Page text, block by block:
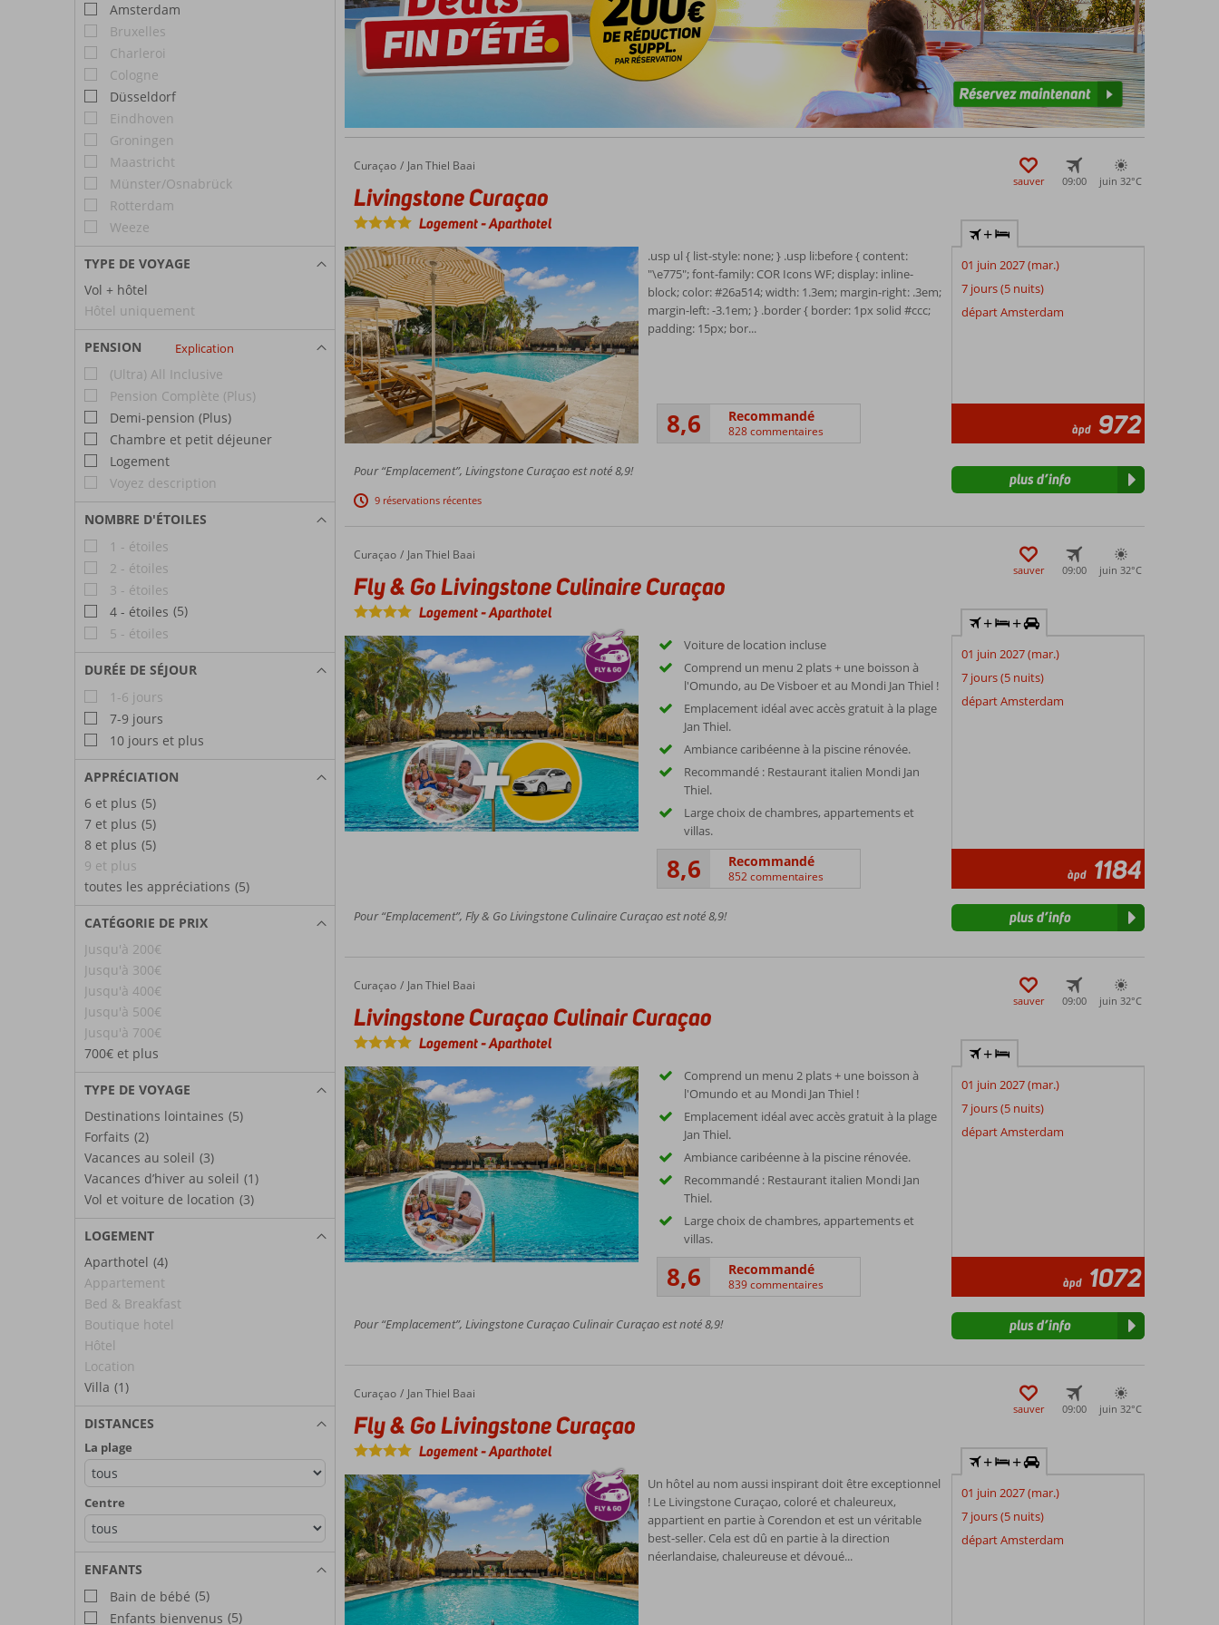
Amsterdam
Bruxelles
Charleroi
Cologne
Düsseldorf
Eindhoven
Groningen
Maastricht
Münster/Osnabrück
Rotterdam
Weeze
TYPE DE VOYAGE
Vol + hôtel
Hôtel uniquement
PENSION Explication
(Ultra) All Inclusive
Pension Complète (Plus)
Demi-pension (Plus)
Chambre et petit déjeuner
Logement
Voyez description
NOMBRE D'ÉTOILES
1 - étoiles
2 - étoiles
3 - étoiles
4 - étoiles (5)
5 - étoiles
DURÉE DE SÉJOUR
1-6 jours
7-9 jours
10 jours et plus
APPRÉCIATION
6 et plus (5)
7 et plus (5)
8 et plus (5)
9 et plus
toutes les appréciations (5)
CATÉGORIE DE PRIX
Jusqu'à 200€
Jusqu'à 300€
Jusqu'à 400€
Jusqu'à 500€
Jusqu'à 700€
700€ et plus
TYPE DE VOYAGE
Destinations lointaines (5)
Forfaits (2)
Vacances au soleil (3)
Vacances d’hiver au soleil (1)
Vol et voiture de location (3)
LOGEMENT
Aparthotel (4)
Appartement
Bed & Breakfast
Boutique hotel
Hôtel
Location
Villa (1)
DISTANCES
La plage
Centre
ENFANTS
Bain de bébé (5)
Enfants bienvenus (5)
Accueil
Curaçao Jan Thiel Baai
Livingstone Curaçao
Livingstone Curaçao
Logement-Aparthotel
sauver 09:00 juin 32°C
.usp ul { list-style: none; } .usp li:before { content:
"\e775"; font-family: COR Icons WF; display: inline-
block; color: #26a514; width: 1.3em; margin-right: .3em;
margin-left: -3.1em; } .border { border: 1px solid #ccc;
padding: 15px; bor...
8,6 Recommandé
828 commentaires
+
01 juin 2027 (mar.)
7 jours (5 nuits)
départ Amsterdam
àpd 972
Pour “Emplacement”, Livingstone Curaçao est noté 8,9!
9 réservations récentes
plus d’info
Accueil
Curaçao Jan Thiel Baai
Fly & Go Livingstone Culinaire Curaçao
Fly & Go Livingstone Culinaire Curaçao
Logement-Aparthotel
sauver 09:00 juin 32°C
Voiture de location incluse
Comprend un menu 2 plats + une boisson à
l'Omundo, au De Visboer et au Mondi Jan Thiel !
Emplacement idéal avec accès gratuit à la plage
Jan Thiel.
Ambiance caribéenne à la piscine rénovée.
Recommandé : Restaurant italien Mondi Jan
Thiel.
Large choix de chambres, appartements et
villas.
8,6 Recommandé
852 commentaires
+ +
01 juin 2027 (mar.)
7 jours (5 nuits)
départ Amsterdam
àpd 1184
Pour “Emplacement”, Fly & Go Livingstone Culinaire Curaçao est noté 8,9! plus d’info
Accueil
Curaçao Jan Thiel Baai
Livingstone Curaçao Culinair Curaçao
Livingstone Curaçao Culinair Curaçao
Logement-Aparthotel
sauver 09:00 juin 32°C
Comprend un menu 2 plats + une boisson à
l'Omundo et au Mondi Jan Thiel !
Emplacement idéal avec accès gratuit à la plage
Jan Thiel.
Ambiance caribéenne à la piscine rénovée.
Recommandé : Restaurant italien Mondi Jan
Thiel.
Large choix de chambres, appartements et
villas.
8,6 Recommandé
839 commentaires
+
01 juin 2027 (mar.)
7 jours (5 nuits)
départ Amsterdam
àpd 1072
Pour “Emplacement”, Livingstone Curaçao Culinair Curaçao est noté 8,9! plus d’info
Accueil
Curaçao Jan Thiel Baai
Fly & Go Livingstone Curaçao
Fly & Go Livingstone Curaçao
Logement-Aparthotel
sauver 09:00 juin 32°C
Un hôtel au nom aussi inspirant doit être exceptionnel
! Le Livingstone Curaçao, coloré et chaleureux,
appartient en partie à Corendon et est un véritable
best-seller. Cela est dû en partie à la direction
néerlandaise, chaleureuse et dévoué...
+ +
01 juin 2027 (mar.)
7 jours (5 nuits)
départ Amsterdam